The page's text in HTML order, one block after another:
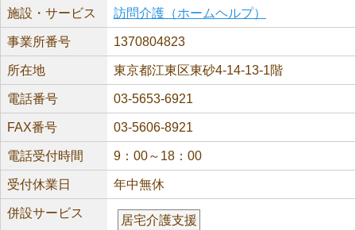
施設・サービス 訪問介護（ホームヘルプ）
事業所番号 1370804823
所在地 東京都江東区東砂4-14-13-1階
電話番号 03-5653-6921
FAX番号 03-5606-8921
電話受付時間 9：00～18：00
受付休業日 年中無休
併設サービス
居宅介護支援